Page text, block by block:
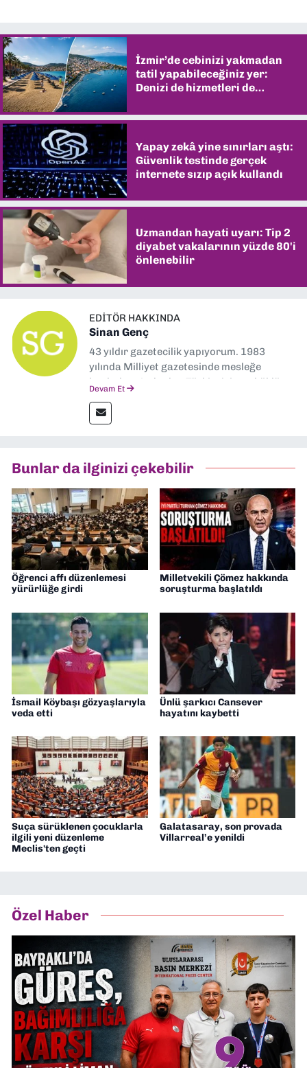
İzmir’de cebinizi yakmadan
tatil yapabileceğiniz yer:
Denizi de hizmetleri de
Yapay zekâ yine sınırları aştı:
Güvenlik testinde gerçek
internete sızıp açık kullandı
Uzmandan hayati uyarı: Tip 2
diyabet vakalarının yüzde 80'i
önlenebilir
EDITÖR HAKKINDA
Sinan Genç
43 yıldır gazetecilik yapıyorum. 1983
yılında Milliyet gazetesinde mesleğe
başladım. Ardından Türkiye’nin en köklü
muhabir, editör, müdür yardımcısı ve spor
müdürü olarak görev yaptım. Ayrıca Yeni
Gazetesi'nde editörlük yapıyorum
Devam Et
Bunlar da ilginizi çekebilir
Öğrenci affı düzenlemesi
yürürlüğe girdi
Milletvekili Çömez hakkında
soruşturma başlatıldı
İsmail Köybaşı gözyaşlarıyla
veda etti
Ünlü şarkıcı Cansever
hayatını kaybetti
Suça sürüklenen çocuklarla
ilgili yeni düzenleme
Meclis'ten geçti
Galatasaray, son provada
Villarreal’e yenildi
Özel Haber